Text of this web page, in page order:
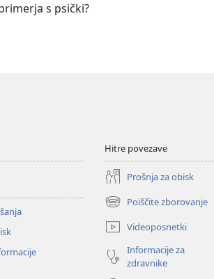
s psički?
Hitre povezave
Prošnja za obisk
Poiščite zborovanje
(odpre
novo
okno)
Videoposnetki
Informacije za
zdravnike